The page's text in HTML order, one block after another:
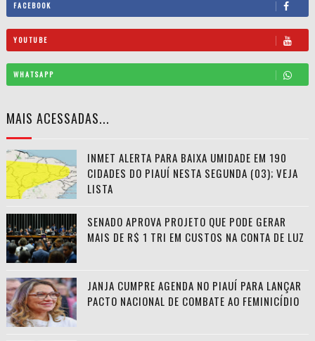
FACEBOOK
YOUTUBE
WHATSAPP
MAIS ACESSADAS...
INMET ALERTA PARA BAIXA UMIDADE EM 190
CIDADES DO PIAUÍ NESTA SEGUNDA (03); VEJA
LISTA
SENADO APROVA PROJETO QUE PODE GERAR
MAIS DE R$ 1 TRI EM CUSTOS NA CONTA DE LUZ
JANJA CUMPRE AGENDA NO PIAUÍ PARA LANÇAR
PACTO NACIONAL DE COMBATE AO FEMINICÍDIO